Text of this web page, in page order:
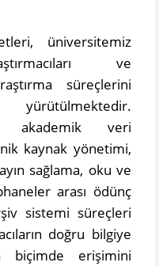
üniversitemiz
ve
süreçlerini
yürütülmektedir.
akademik veri
kaynak yönetimi,
sağlama, oku ve
arası ödünç
sistemi süreçleri
doğru bilgiye
biçimde erişimini